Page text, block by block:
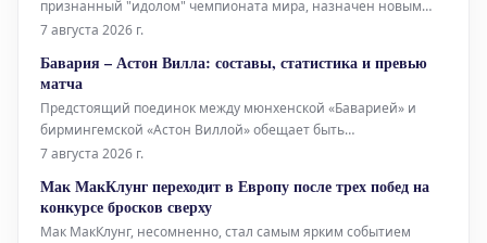
признанный "идолом" чемпионата мира, назначен новым
главным тренером национальной команды. Этот шаг
который в свое время привел свою страну к значительным
успехам на международно
7 августа 2026 г.
Бавария – Астон Вилла: составы, статистика и превью
матча
Предстоящий поединок между мюнхенской «Баварией» и
бирмингемской «Астон Виллой» обещает быть
захватывающим. Ниже представлена вся необходимая
атмосферу. Составы команд «Бавария»: (ожидаемые составы
будут опубликованы ближе к матчу, но о
7 августа 2026 г.
Мак МакКлунг переходит в Европу после трех побед на
конкурсе бросков сверху
Мак МакКлунг, несомненно, стал самым ярким событием